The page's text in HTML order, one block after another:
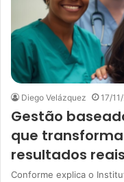
Diego Velázquez 17/
Gestão
que
resultados reais
Conforme explica o